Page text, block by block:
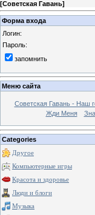
[Советская Гавань]
Форма входа
Логин:
Пароль:
запомнить
Меню сайта
Советская Гавань - Наш
Жди Меня
Categories
Другое
Компьютерные игры
Красота и здоровье
Люди и блоги
Музыка